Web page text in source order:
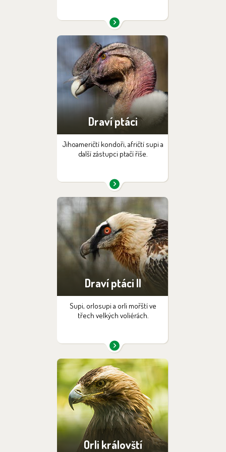
Draví ptáci
Jihoameričtí kondoři, afričtí supi a
další zástupci ptačí říše.
Draví ptáci II
Supi, orlosupi a orli mořští ve
třech velkých voliérách.
Orli královští